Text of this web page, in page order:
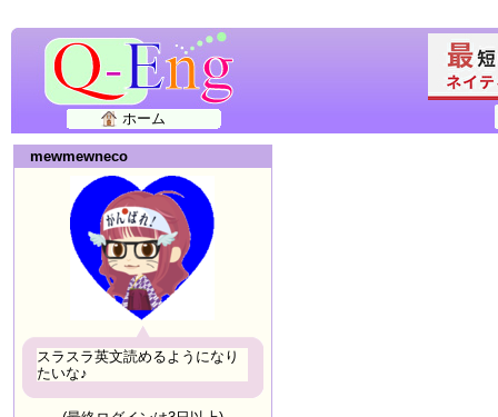
ホーム
mewmewneco
スラスラ英文読めるようになり
たいな♪